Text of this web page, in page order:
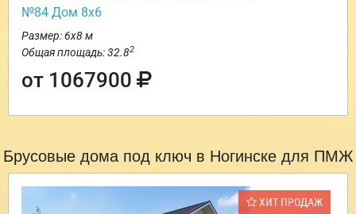
№84 Дом 8х6
Размер: 6х8 м
Общая площадь: 32.82
от 1067900
Брусовые дома под ключ в Ногинске для ПМЖ
ХИТ ПРОДАЖ